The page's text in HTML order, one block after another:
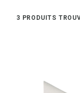
Besoin d'un
3 PRODUITS